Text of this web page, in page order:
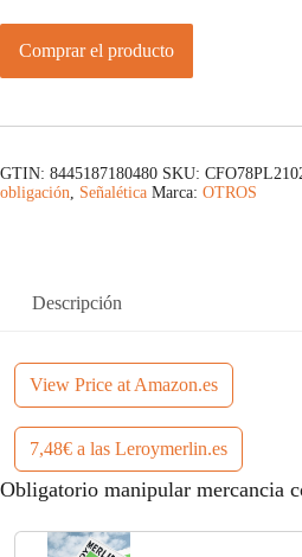
Comprar el producto
GTIN: 8445187180480 SKU:
obligación, Señalética Marca: OTROS
Descripción
View Price at Amazon.es
7,48€ a las Leroymerlin.es
Obligatorio manipular mercancia